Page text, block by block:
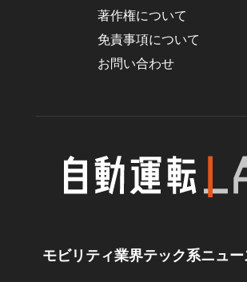
著作権について
免責事項について
お問い合わせ
モビリティ業界テック系ニュ